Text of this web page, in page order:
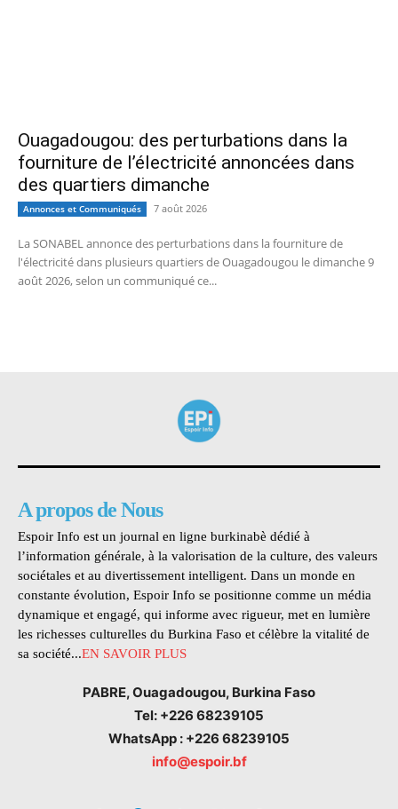
Ouagadougou: des perturbations dans la
fourniture de l’électricité annoncées dans
des quartiers dimanche
Annonces et Communiqués 7 août 2026
La SONABEL annonce des perturbations dans la fourniture de
l'électricité dans plusieurs quartiers de Ouagadougou le dimanche 9
août 2026, selon un communiqué ce...
A propos de Nous
Espoir Info est un journal en ligne burkinabè dédié à
l’information générale, à la valorisation de la culture, des valeurs
sociétales et au divertissement intelligent. Dans un monde en
constante évolution, Espoir Info se positionne comme un média
dynamique et engagé, qui informe avec rigueur, met en lumière
les richesses culturelles du Burkina Faso et célèbre la vitalité de
sa société...EN SAVOIR PLUS
PABRE, Ouagadougou, Burkina Faso
Tel: +226 68239105
WhatsApp : +226 68239105
info@espoir.bf